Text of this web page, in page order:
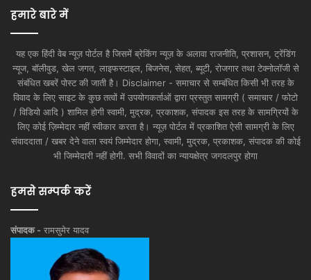
हमारे बारे में
यह एक हिंदी वेब न्यूज़ पोर्टल है जिसमें ब्रेकिंग न्यूज़ के अलावा राजनीति, प्रशासन, ट्रेंडिंग
न्यूज, बॉलीवुड, खेल जगत, लाइफस्टाइल, बिजनेस, सेहत, ब्यूटी, रोजगार तथा टेक्नोलॉजी से
संबंधित खबरें पोस्ट की जाती है। Disclaimer - समाचार से सम्बंधित किसी भी तरह के
विवाद के लिए साइट के कुछ तत्वों में उपयोगकर्ताओं द्वारा प्रस्तुत सामग्री ( समाचार / फोटो
/ विडियो आदि ) शामिल होगी स्वामी, मुद्रक, प्रकाशक, संपादक इस तरह के सामग्रियों के
लिए कोई ज़िम्मेदार नहीं स्वीकार करता है। न्यूज़ पोर्टल में प्रकाशित ऐसी सामग्री के लिए
संवाददाता / खबर देने वाला स्वयं जिम्मेदार होगा, स्वामी, मुद्रक, प्रकाशक, संपादक की कोई
भी जिम्मेदारी नहीं होगी. सभी विवादों का न्यायक्षेत्र जगदलपुर होगा
हमसे सम्पर्क करें
संपादक - रामसुमेर यादव